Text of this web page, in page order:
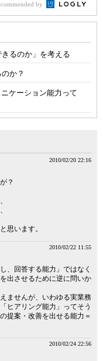
by
るのか」を考える
か？
ケーション能力って
2010/02/20 22:16
？
思います。
2010/02/22 11:55
、回答する能力」ではなく
出させるために逆に問いか
ませんが、いわゆる実業務
ヒアリング能力」ってそう
提案・改善を出せる能力＝
2010/02/24 22:56